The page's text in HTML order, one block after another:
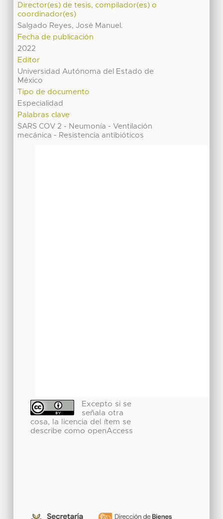
Director(es) de tesis, compilador(es) o
coordinador(es)
Salgado Reyes, José Manuel.
Fecha de publicación
2022
Editor
Universidad Autónoma del Estado de
México
Tipo de documento
Especialidad
Palabras clave
SARS COV 2 - Neumonía - Ventilación
mecánica - Resistencia antibióticos
Excepto si se
señala otra
cosa, la licencia del ítem se
describe como openAccess